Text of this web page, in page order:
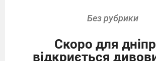
Без рубрики
Скоро для
відкриється